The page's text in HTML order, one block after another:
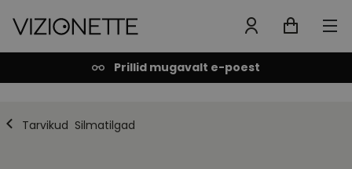
Prillid mugavalt e-poest
Tarvikud Silmatilgad